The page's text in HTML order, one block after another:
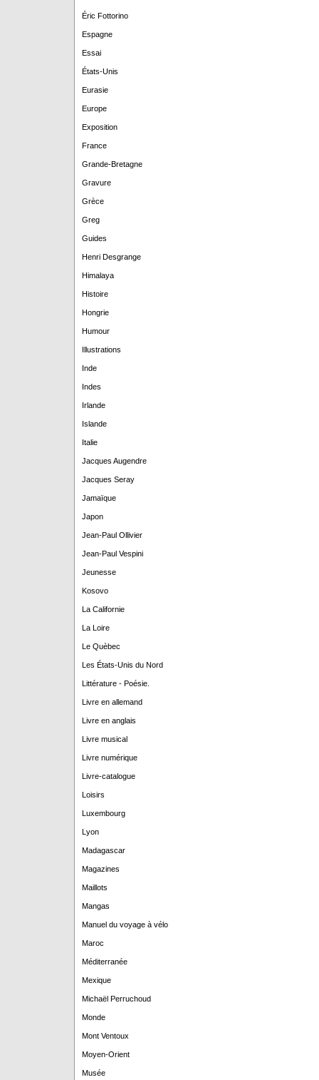
Éric Fottorino
Espagne
Essai
États-Unis
Eurasie
Europe
Exposition
France
Grande-Bretagne
Gravure
Grèce
Greg
Guides
Henri Desgrange
Himalaya
Histoire
Hongrie
Humour
Illustrations
Inde
Indes
Irlande
Islande
Italie
Jacques Augendre
Jacques Seray
Jamaïque
Japon
Jean-Paul Ollivier
Jean-Paul Vespini
Jeunesse
Kosovo
La Californie
La Loire
Le Quèbec
Les États-Unis du Nord
Littérature - Poésie.
Livre en allemand
Livre en anglais
Livre musical
Livre numérique
Livre-catalogue
Loisirs
Luxembourg
Lyon
Madagascar
Magazines
Maillots
Mangas
Manuel du voyage à vélo
Maroc
Méditerranée
Mexique
Michaël Perruchoud
Monde
Mont Ventoux
Moyen-Orient
Musée